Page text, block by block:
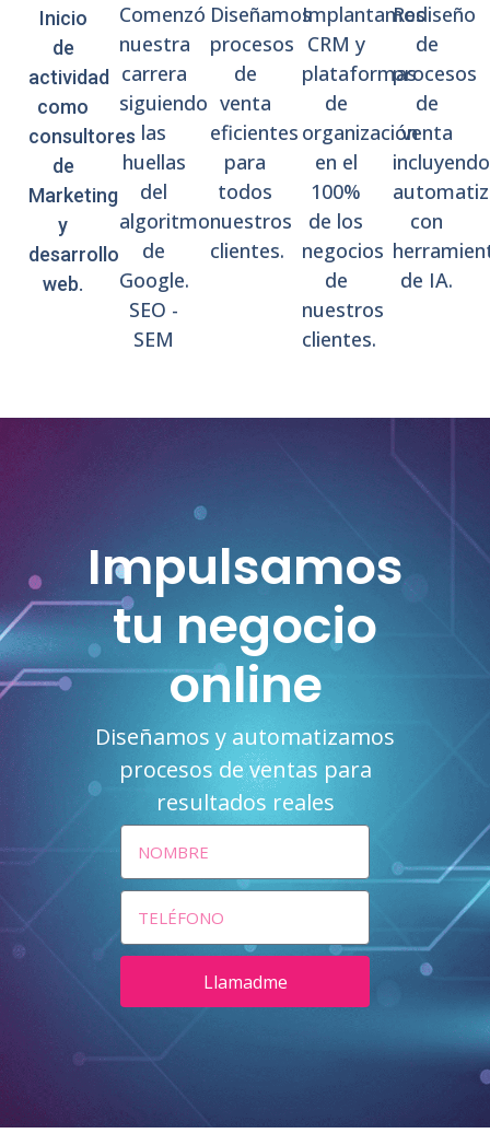
Inicio
de
actividad
como
consultores
de
Marketing
y
desarrollo
web.
Comenzó
nuestra
carrera
siguiendo
las
huellas
del
algoritmo
de
Google.
SEO -
SEM
Diseñamos
procesos
de
venta
eficientes
para
todos
nuestros
clientes.
Implantamos
CRM y
plataformas
de
organización
en el
100%
de los
negocios
de
nuestros
clientes.
Rediseño
de
procesos
de
venta
incluyendo
con
de IA.
Impulsamos
tu negocio
online
Diseñamos y automatizamos
procesos de ventas para
resultados reales
Llamadme